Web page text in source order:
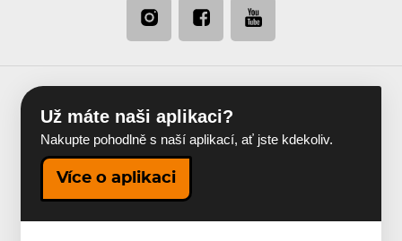
Už máte naši aplikaci?
Nakupte pohodlně s naší aplikací, ať jste kdekoliv.
Více o aplikaci